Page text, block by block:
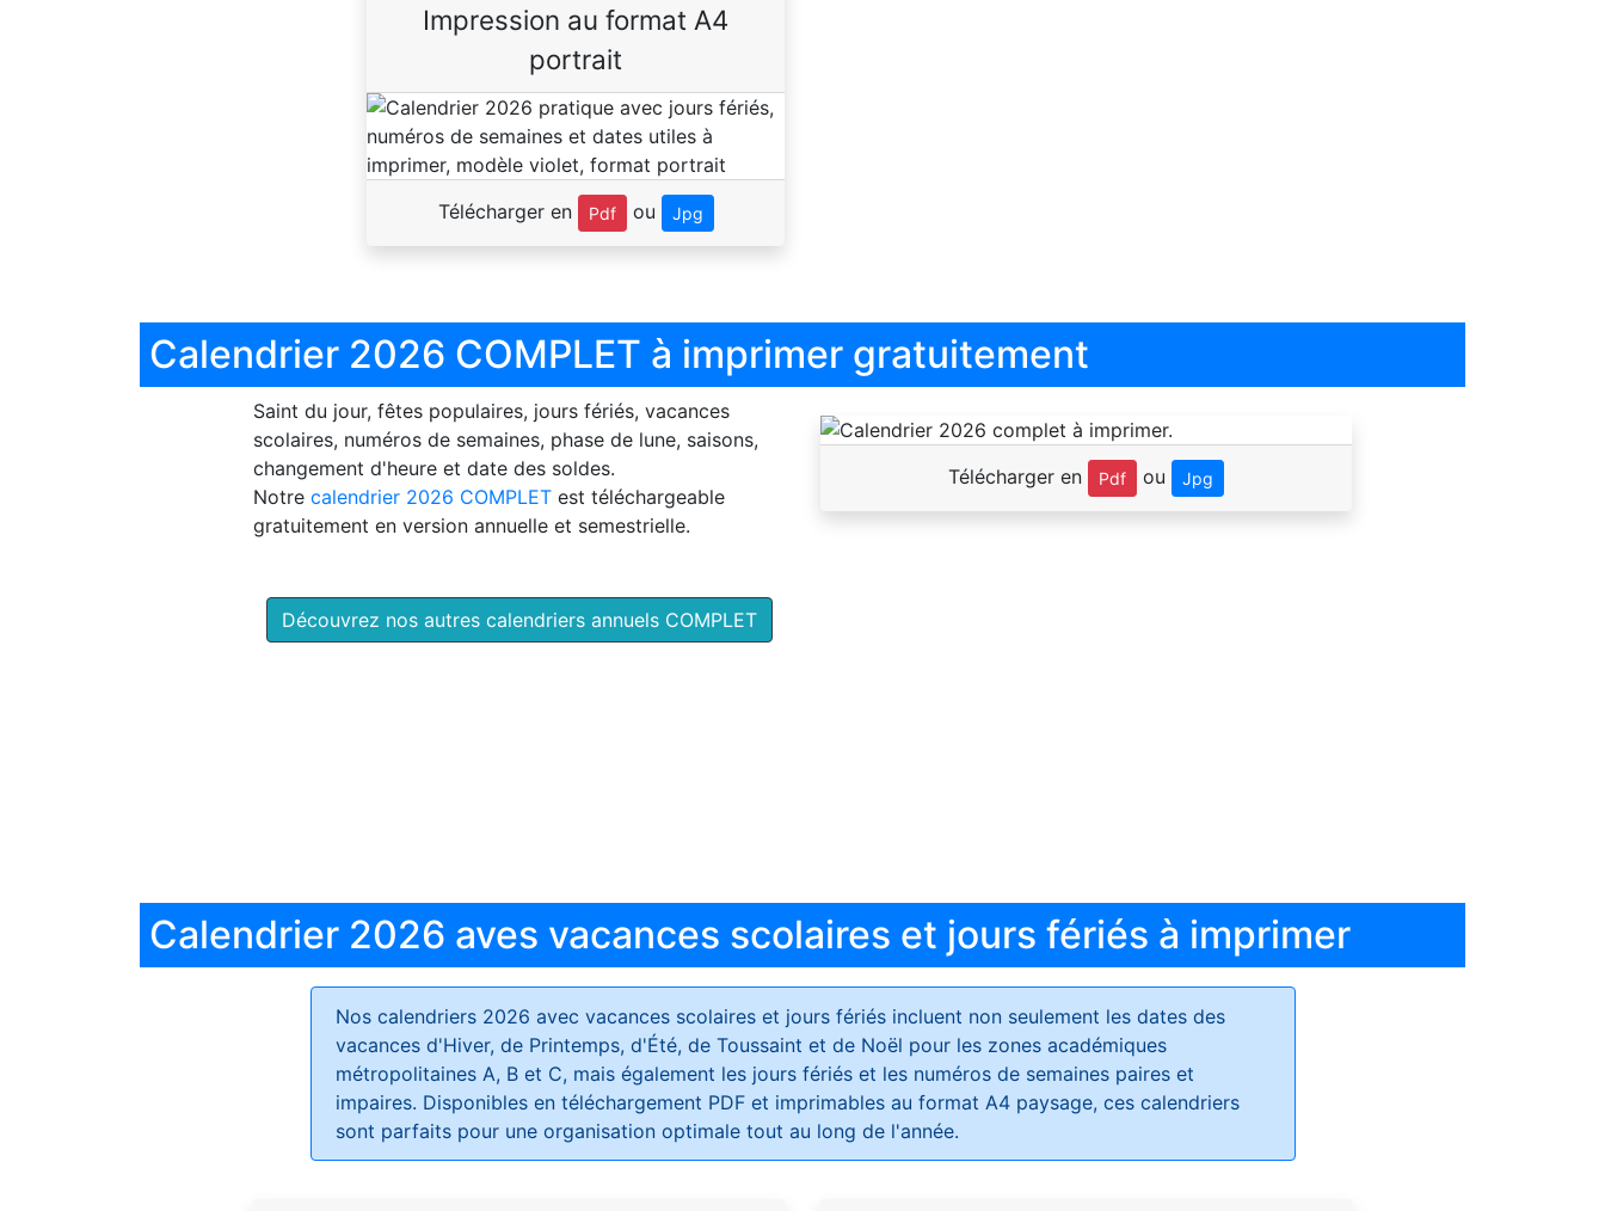
Impression au format A4
portrait
Télécharger en Pdf ou Jpg
Calendrier 2026 COMPLET à imprimer gratuitement
Saint du jour, fêtes populaires, jours fériés, vacances
scolaires, numéros de semaines, phase de lune, saisons,
changement d'heure et date des soldes.
Notre calendrier 2026 COMPLET est téléchargeable
gratuitement en version annuelle et semestrielle.
Découvrez nos autres calendriers annuels COMPLET
Télécharger en Pdf ou Jpg
Calendrier 2026 aves vacances scolaires et jours fériés à imprimer
Nos calendriers 2026 avec vacances scolaires et jours fériésincluent non seulement les dates des
vacances d'Hiver, de Printemps, d'Été, de Toussaint et de Noël pour les zones académiques
métropolitaines A, B et C, mais également les jours fériés et les numéros de semaines paires et
impaires. Disponibles en téléchargement PDF et imprimables au format A4 paysage, ces calendriers
sont parfaits pour une organisation optimale tout au long de l'année.